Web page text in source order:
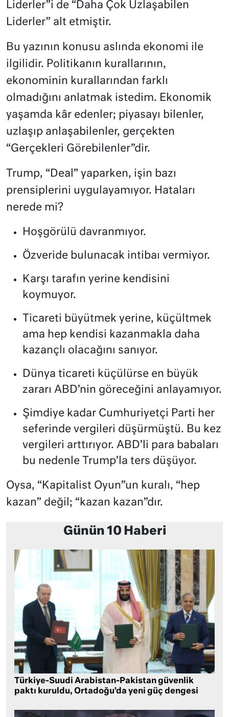
Liderler”i de “Daha Çok Uzlaşabilen
Liderler” alt etmiştir.
Bu yazının konusu aslında ekonomi ile
ilgilidir. Politikanın kurallarının,
ekonominin kurallarından farklı
olmadığını anlatmak istedim. Ekonomik
yaşamda kâr edenler; piyasayı bilenler,
uzlaşıp anlaşabilenler, gerçekten
“Gerçekleri Görebilenler”dir.
Trump, “Deal” yaparken, işin bazı
prensiplerini uygulayamıyor. Hataları
nerede mi?
Hoşgörülü davranmıyor.
Özveride bulunacak intibaı vermiyor.
Karşı tarafın yerine kendisini
koymuyor.
Ticareti büyütmek yerine, küçültmek
ama hep kendisi kazanmakla daha
kazançlı olacağını sanıyor.
Dünya ticareti küçülürse en büyük
zararı ABD’nin göreceğini anlayamıyor.
Şimdiye kadar Cumhuriyetçi Parti her
seferinde vergileri düşürmüştü. Bu kez
vergileri arttırıyor. ABD’li para babaları
bu nedenle Trump’la ters düşüyor.
Oysa, “Kapitalist Oyun”un kuralı, “hep
kazan” değil; “kazan kazan”dır.
Günün 10 Haberi
Türkiye-Suudi Arabistan-Pakistan güvenlik
paktı kuruldu, Ortadoğu’da yeni güç dengesi